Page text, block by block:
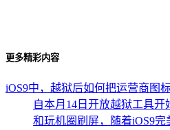
更多精彩内容
iOS9中，越狱后如何把运营商图
自本月14日开放越狱工具开
和玩机圈刷屏，随着iOS9完